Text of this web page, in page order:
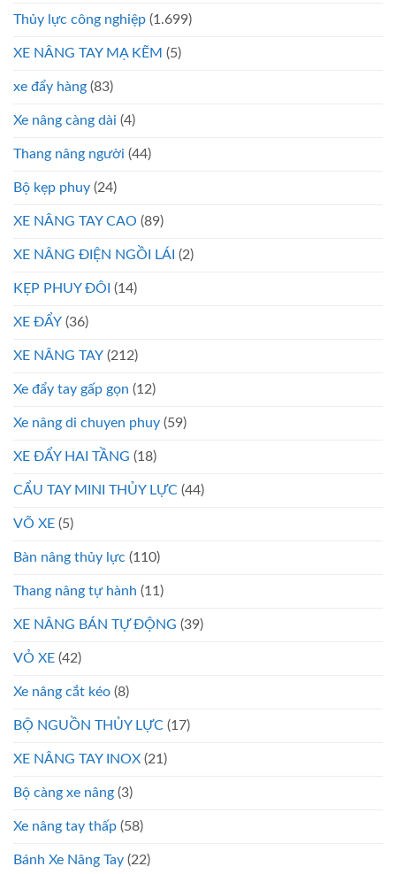
Thủy lực công nghiệp (1.699)
XE NÂNG TAY MẠ KẼM (5)
xe đẩy hàng (83)
Xe nâng càng dài (4)
Thang nâng người (44)
Bộ kẹp phuy (24)
XE NÂNG TAY CAO (89)
XE NÂNG ĐIỆN NGỒI LÁI (2)
KẸP PHUY ĐÔI (14)
XE ĐẨY (36)
XE NÂNG TAY (212)
Xe đẩy tay gấp gọn (12)
Xe nâng di chuyen phuy (59)
XE ĐẨY HAI TẦNG (18)
CẨU TAY MINI THỦY LỰC (44)
VÕ XE (5)
Bàn nâng thủy lực (110)
Thang nâng tự hành (11)
XE NÂNG BÁN TỰ ĐỘNG (39)
VỎ XE (42)
Xe nâng cắt kéo (8)
BỘ NGUỒN THỦY LỰC (17)
XE NÂNG TAY INOX (21)
Bộ càng xe nâng (3)
Xe nâng tay thấp (58)
Bánh Xe Nâng Tay (22)